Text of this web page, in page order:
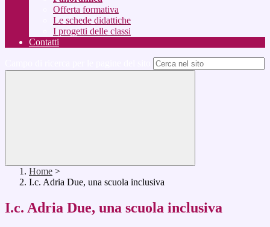
Offerta formativa
Le schede didattiche
I progetti delle classi
Contatti
Home >
I.c. Adria Due, una scuola inclusiva
I.c. Adria Due, una scuola inclusiva